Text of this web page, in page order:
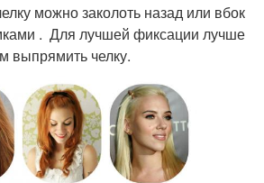
можно заколоть назад или вбок
. Для лучшей фиксации лучше
выпрямить челку.